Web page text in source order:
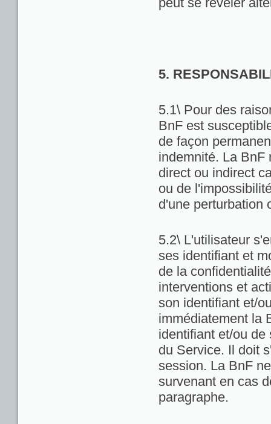
5.
5.1\ Pour des
BnF est
de façon
indemnité. La BnF
direct ou indirect
ou de
d'une perturbation
5.2\ L'utilisateur
ses identifiant et
de la
interventions et
son identifiant et/
immédiatement la
identifiant et/ou
du Service. Il doit
session. La BnF
survenant en cas
paragraphe.